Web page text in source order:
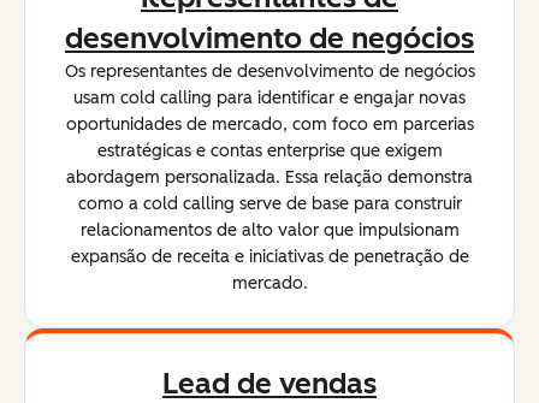
desenvolvimento de negócios
Os representantes de desenvolvimento de negócios
usam cold calling para identificar e engajar novas
oportunidades de mercado, com foco em parcerias
estratégicas e contas enterprise que exigem
abordagem personalizada. Essa relação demonstra
como a cold calling serve de base para construir
relacionamentos de alto valor que impulsionam
expansão de receita e iniciativas de penetração de
mercado.
Lead de vendas